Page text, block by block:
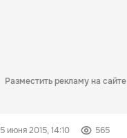
Разместить рекламу на сайте
5 июня 2015, 14:10 565